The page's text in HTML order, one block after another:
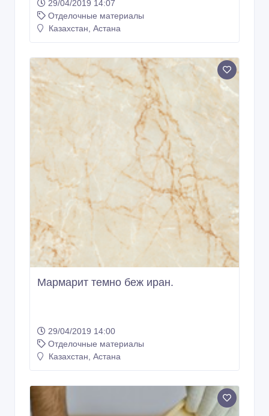
29/04/2019 14:07
Отделочные материалы
Казахстан, Астана
Мармарит темно беж иран.
29/04/2019 14:00
Отделочные материалы
Казахстан, Астана